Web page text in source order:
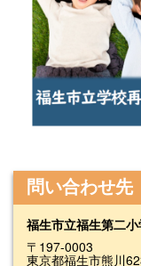
問い合わせ先
福生市立福生第二
〒197-0003
東京都福生市熊川